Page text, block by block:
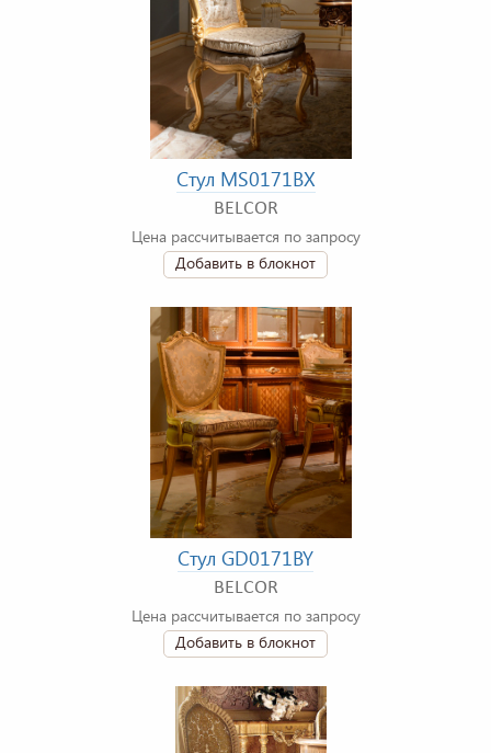
Стул MS0171BX
BELCOR
Цена рассчитывается по запросу
Добавить в блокнот
Стул GD0171BY
BELCOR
Цена рассчитывается по запросу
Добавить в блокнот